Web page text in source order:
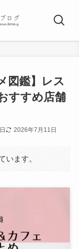
図鑑】レス
すすめ店舗
2026年7月11日
います。